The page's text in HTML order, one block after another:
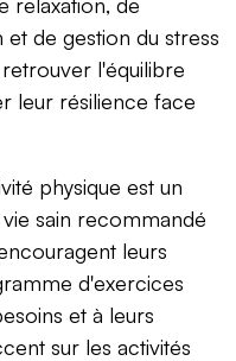
de gestion du stress
l'équilibre
leur résilience face
physique est un
sain recommandé
leurs
d'exercices
et à leurs
sur les activités